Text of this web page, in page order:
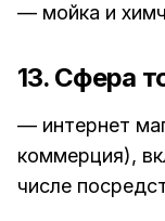
— мойка и
13. Сфера
— интернет
коммерция),
числе